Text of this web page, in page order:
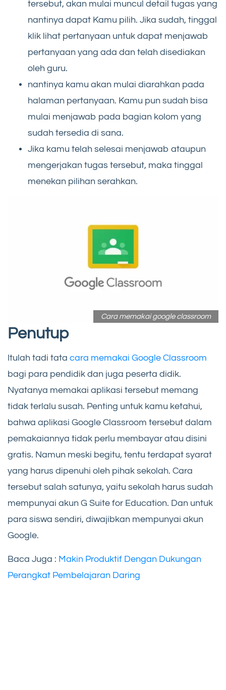
tersebut, akan mulai muncul detail tugas yang
nantinya dapat Kamu pilih. Jika sudah, tinggal
klik lihat pertanyaan untuk dapat menjawab
pertanyaan yang ada dan telah disediakan
oleh guru.
nantinya kamu akan mulai diarahkan pada
halaman pertanyaan. Kamu pun sudah bisa
mulai menjawab pada bagian kolom yang
sudah tersedia di sana.
Jika kamu telah selesai menjawab ataupun
mengerjakan tugas tersebut, maka tinggal
menekan pilihan serahkan.
Cara memakai google classroom
Penutup
Itulah tadi tata cara memakai Google Classroom
bagi para pendidik dan juga peserta didik.
Nyatanya memakai aplikasi tersebut memang
tidak terlalu susah. Penting untuk kamu ketahui,
bahwa aplikasi Google Classroom tersebut dalam
pemakaiannya tidak perlu membayar atau disini
gratis. Namun meski begitu, tentu terdapat syarat
yang harus dipenuhi oleh pihak sekolah. Cara
tersebut salah satunya, yaitu sekolah harus sudah
mempunyai akun G Suite for Education. Dan untuk
para siswa sendiri, diwajibkan mempunyai akun
Google.
Baca Juga : Makin Produktif Dengan Dukungan
Perangkat Pembelajaran Daring